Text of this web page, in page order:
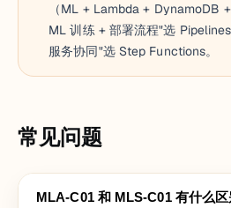
（ML + Lambda + DynamoDB
ML 训练 + 部署流程"选
服务协同"选 Step Functions。
常见问题
MLA-C01 和 MLS-C01 有什么区